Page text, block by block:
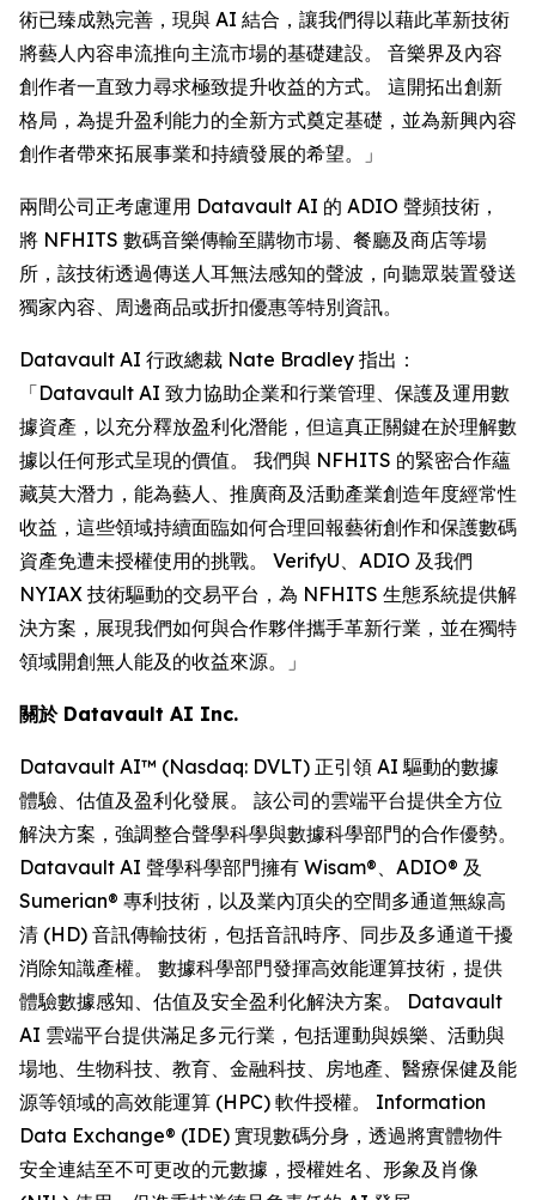
術已臻成熟完善，現與 AI 結合，讓我們得以藉此革新技術
將藝人內容串流推向主流市場的基礎建設。 音樂界及內容
創作者一直致力尋求極致提升收益的方式。 這開拓出創新
格局，為提升盈利能力的全新方式奠定基礎，並為新興內容
創作者帶來拓展事業和持續發展的希望。」
兩間公司正考慮運用 Datavault AI 的 ADIO 聲頻技術，
將 NFHITS 數碼音樂傳輸至購物市場、餐廳及商店等場
所，該技術透過傳送人耳無法感知的聲波，向聽眾裝置發送
獨家內容、周邊商品或折扣優惠等特別資訊。
Datavault AI 行政總裁 Nate Bradley 指出：
「Datavault AI 致力協助企業和行業管理、保護及運用數
據資產，以充分釋放盈利化潛能，但這真正關鍵在於理解數
據以任何形式呈現的價值。 我們與 NFHITS 的緊密合作蘊
藏莫大潛力，能為藝人、推廣商及活動產業創造年度經常性
收益，這些領域持續面臨如何合理回報藝術創作和保護數碼
資產免遭未授權使用的挑戰。 VerifyU、ADIO 及我們
NYIAX 技術驅動的交易平台，為 NFHITS 生態系統提供解
決方案，展現我們如何與合作夥伴攜手革新行業，並在獨特
領域開創無人能及的收益來源。」
關於 Datavault AI Inc.
Datavault AI™ (Nasdaq: DVLT) 正引領 AI 驅動的數據
體驗、估值及盈利化發展。 該公司的雲端平台提供全方位
解決方案，強調整合聲學科學與數據科學部門的合作優勢。
Datavault AI 聲學科學部門擁有 Wisam®、ADIO® 及
Sumerian® 專利技術，以及業內頂尖的空間多通道無線高
清 (HD) 音訊傳輸技術，包括音訊時序、同步及多通道干擾
消除知識產權。 數據科學部門發揮高效能運算技術，提供
體驗數據感知、估值及安全盈利化解決方案。 Datavault
AI 雲端平台提供滿足多元行業，包括運動與娛樂、活動與
場地、生物科技、教育、金融科技、房地產、醫療保健及能
源等領域的高效能運算 (HPC) 軟件授權。 Information
Data Exchange® (IDE) 實現數碼分身，透過將實體物件
安全連結至不可更改的元數據，授權姓名、形象及肖像